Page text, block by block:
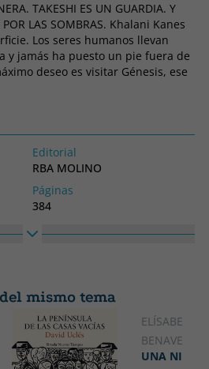
TAKESHI ES UN GUARDIA. Y
LAS SOMBRAS. Khalani Kanes
Los seres humanos llevan
y jamás ha puesto un pie fuera de
deseo es visitar Génesis, ese
vive bañada por el sol.
en la prisión de Braderhelm es
Creía que los violentos
pero cuando se topa con
responsable de su sección,
que estaba. Tan frío como
a Khalani antes que permitir
algo que ningún prisionero ha
De lo contrario, puede que la
BIENVENIDOS A
EL QUE SOLO LOS MÁS CRUELES
Editorial
RBA MOLINO
Páginas
384
Nº colección
mismo tema
ELÍSABET
BENAVENT
UNA NIÑA